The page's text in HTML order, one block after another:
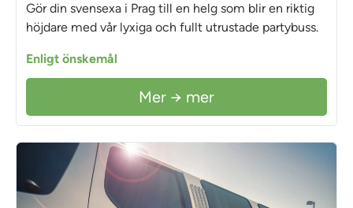
Gör din svensexa i Prag till en helg som blir en riktig
höjdare med vår lyxiga och fullt utrustade partybuss.
Enligt önskemål
Mer → mer